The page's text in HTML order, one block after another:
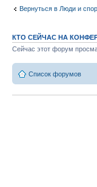
Вернуться в Люди и
КТО СЕЙЧАС НА
Сейчас этот форум
Список форумов